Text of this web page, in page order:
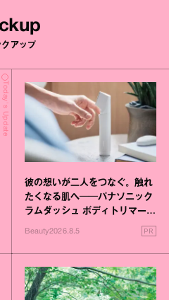
クアップ
Today's Update
彼の想いが二人をつなぐ。触れ
たくなる肌へ──パナソニック
ラムダッシュ ボディトリマーが
Beauty2026.8.5 PR